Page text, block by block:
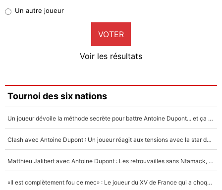
9%
Faris Moumbagna
4%
Un autre joueur
5%
Un autre joueur
VOTER
Voir les résultats
Tournoi des six nations
Un joueur dévoile la méthode secrète pour battre Antoine Dupont... et ça marche !
Clash avec Antoine Dupont : Un joueur réagit aux tensions avec la star du XV de France !
Matthieu Jalibert avec Antoine Dupont : Les retrouvailles sans Ntamack, «il y a eu des discussions»
«Il est complètement fou ce mec» : Le joueur du XV de France qui a choqué Matthieu Jalibert !